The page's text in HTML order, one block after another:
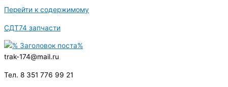
Перейти к содержимому
СДТ74 запчасти
trak-174@mail.ru
Тел. 8 351 776 99 21